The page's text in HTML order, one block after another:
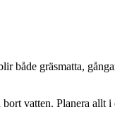
både gräsmatta,
vatten. Planera allt